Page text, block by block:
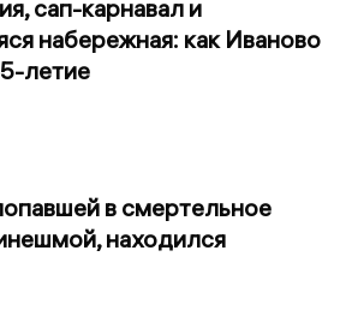
сап-карнавал и
набережная: как Иваново
летие
в смертельное
находился